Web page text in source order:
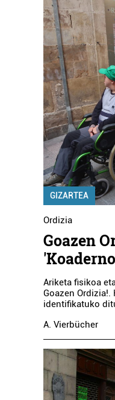
GIZARTEA
Ordizia
Goazen
Ariketa fisikoa
Goazen
identifikatuko
A. Vierbücher